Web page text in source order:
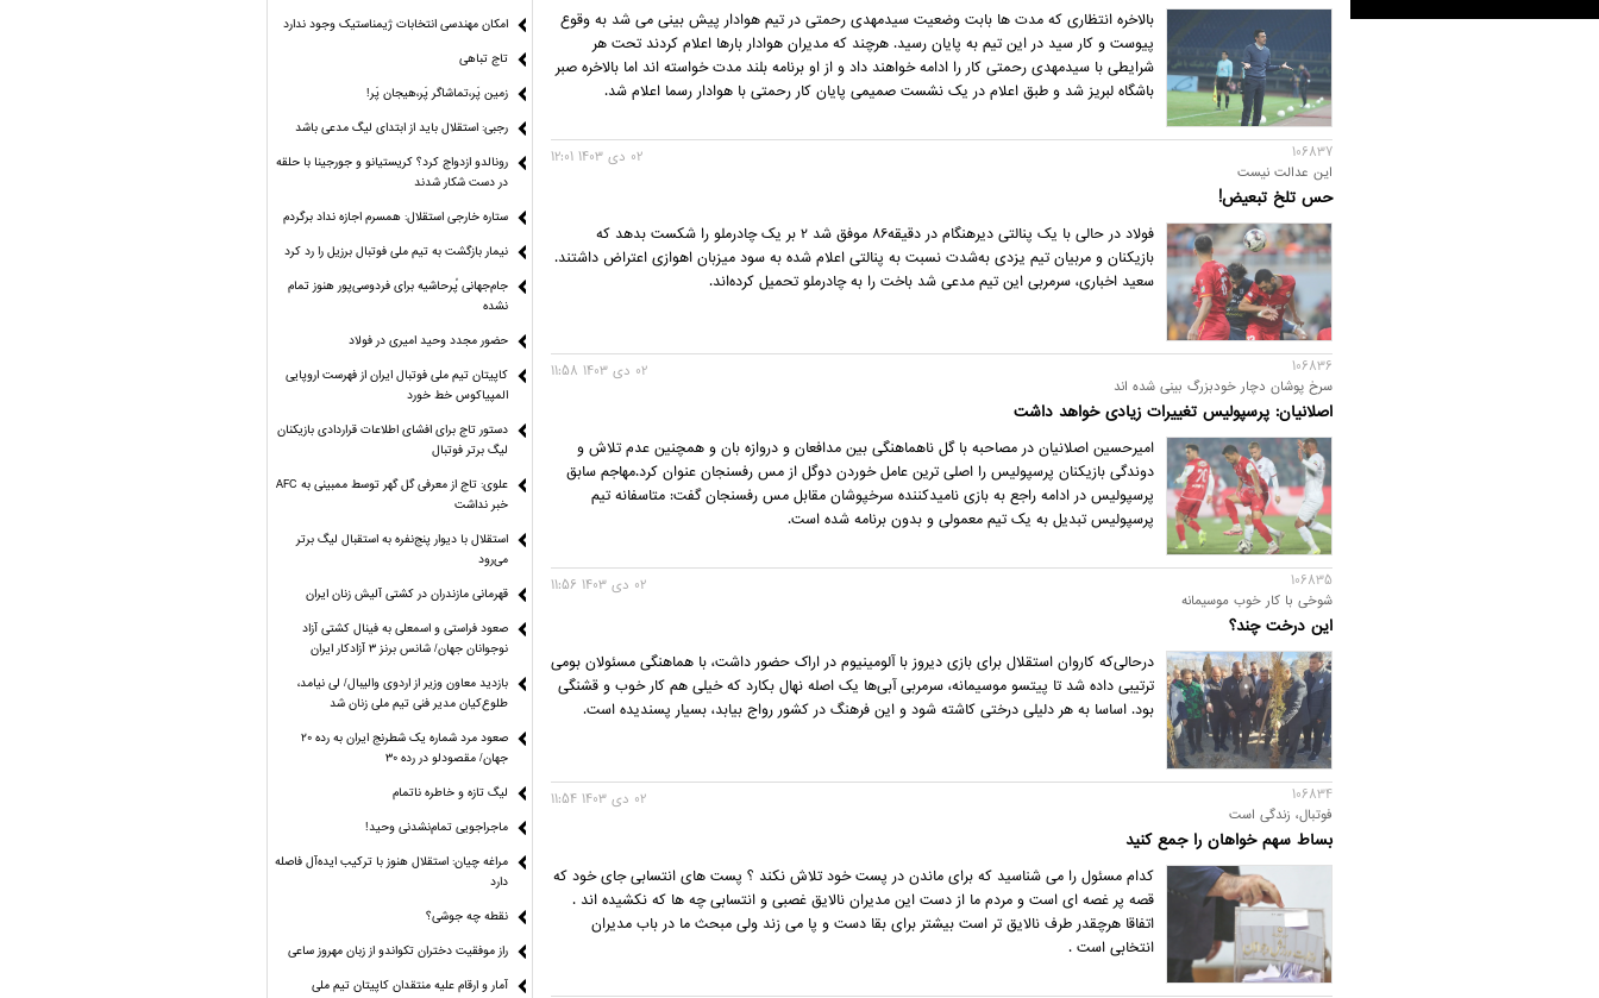
بالاخره انتظاری که مدت ها بابت وضعیت سیدمهدی رحمتی در تیم هوادار پیش بینی می شد به وقوع
پیوست و کار سید در این تیم به پایان رسید. هرچند که مدیران هوادار بارها اعلام کردند تحت هر
شرایطی با سیدمهدی رحمتی کار را ادامه خواهند داد و از او برنامه بلند مدت خواسته اند اما بالاخره صبر
باشگاه لبریز شد و طبق اعلام در یک نشست صمیمی پایان کار رحمتی با هوادار رسما اعلام شد.
106837
این عدالت نیست
حس تلخ تبعیض!
02 دی 1403 12:01
فولاد در حالی با یک پنالتی دیرهنگام در دقیقه‌86 موفق شد 2 بر یک چادرملو را شکست بدهد که
بازیکنان و مربیان تیم یزدی به‌شدت نسبت به پنالتی اعلام شده به سود میزبان اهوازی اعتراض داشتند.
سعید اخباری، سرمربی این تیم مدعی شد باخت را به چادرملو تحمیل کرده‌اند.
106836
سرخ پوشان دچار خودبزرگ بینی شده اند
اصلانیان: پرسپولیس تغییرات زیادی خواهد داشت
02 دی 1403 11:58
امیرحسین اصلانیان در مصاحبه با گل ناهماهنگی بین مدافعان و دروازه بان و همچنین عدم تلاش و
دوندگی بازیکنان پرسپولیس را اصلی ترین عامل خوردن دوگل از مس رفسنجان عنوان کرد.مهاجم سابق
پرسپولیس در ادامه راجع به بازی نامیدکننده سرخپوشان مقابل مس رفسنجان گفت: متاسفانه تیم
پرسپولیس تبدیل به یک تیم معمولی و بدون برنامه شده است.
106835
شوخی با کار خوب موسیمانه
این درخت چند؟
02 دی 1403 11:56
درحالی‌که کاروان استقلال برای بازی دیروز با آلومینیوم در اراک حضور داشت، با هماهنگی مسئولان بومی
ترتیبی داده شد تا پیتسو موسیمانه، سرمربی آبی‌ها یک اصله نهال بکارد که خیلی هم کار خوب و قشنگی
بود. اساسا به هر دلیلی درختی کاشته شود و این فرهنگ در کشور رواج بیابد، بسیار پسندیده است.
106834
فوتبال، زندگی است
بساط سهم خواهان را جمع کنید
02 دی 1403 11:54
کدام مسئول را می شناسید که برای ماندن در پست خود تلاش نکند ؟ پست های انتسابی جای خود که
قصه پر غصه ای است و مردم ما از دست این مدیران نالایق غصبی و انتسابی چه ها که نکشیده اند .
اتفاقا هرچقدر طرف نالایق تر است بیشتر برای بقا دست و پا می زند ولی مبحث ما در باب مدیران
انتخابی است .
امکان مهندسی انتخابات ژیمناستیک وجود ندارد
تاج تباهی
زمین پَر،تماشاگر پَر،هیجان پَر!
رجبی: استقلال باید از ابتدای لیگ مدعی باشد
رونالدو ازدواج کرد؟ کریستیانو و جورجینا با حلقه
در دست شکار شدند
ستاره خارجی استقلال: همسرم اجازه نداد برگردم
نیمار بازگشت به تیم ملی فوتبال برزیل را رد کرد
جام‌جهانی پُرحاشیه برای فردوسی‌پور هنوز تمام
نشده
حضور مجدد وحید امیری در فولاد
کاپیتان تیم ملی فوتبال ایران از فهرست اروپایی
المپیاکوس خط خورد
دستور تاج برای افشای اطلاعات قراردادی بازیکنان
لیگ برتر فوتبال
علوی: تاج از معرفی گل گهر توسط ممبینی به AFC
خبر نداشت
استقلال با دیوار پنج‌نفره به استقبال لیگ برتر
می‌رود
قهرمانی مازندران در کشتی آلیش زنان ایران
صعود فراستی و اسمعلی به فینال کشتی آزاد
نوجوانان جهان/ شانس برنز ۳ آزادکار ایران
بازدید معاون وزیر از اردوی والیبال/ لی نیامد،
طلوع‌کیان مدیر فنی تیم ملی زنان شد
صعود مرد شماره یک شطرنج ایران به رده ۲۰
جهان/ مقصودلو در رده ۳۰
لیگ تازه و خاطره ناتمام
ماجراجویی تمام‌نشدنی وحید!
مراغه چیان: استقلال هنوز با ترکیب ایده‌آل فاصله
دارد
نقطه چه جوشی؟
راز موفقیت دختران تکواندو از زبان مهروز ساعی
آمار و ارقام علیه منتقدان کاپیتان تیم ملی